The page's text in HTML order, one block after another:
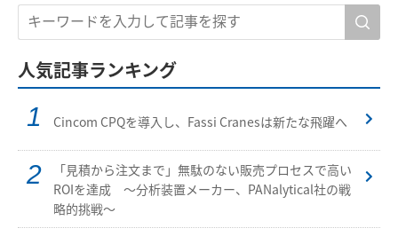
人気記事ランキング
Cincom CPQを導入し、Fassi Cranesは新たな飛躍へ
「見積から注文まで」無駄のない販売プロセスで高い
ROIを達成 ～分析装置メーカー、PANalytical社の戦
略的挑戦～